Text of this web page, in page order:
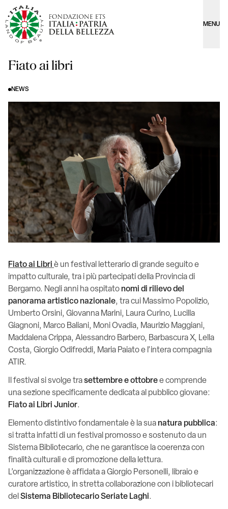
MENU
Fiato ai libri
NEWS
Fiato ai Libri è un festival letterario di grande seguito e
impatto culturale, tra i più partecipati della Provincia di
Bergamo. Negli anni ha ospitatonomi di rilievo del
panorama artistico nazionale, tra cui Massimo Popolizio,
Umberto Orsini, Giovanna Marini, Laura Curino, Lucilla
Giagnoni, Marco Baliani, Moni Ovadia, Maurizio Maggiani,
Maddalena Crippa, Alessandro Barbero, Barbascura X, Lella
Costa, Giorgio Odifreddi, Maria Paiato e l’intera compagnia
ATIR.
Il festival si svolge trasettembre e ottobree comprende
una sezione specificamente dedicata al pubblico giovane:
Fiato ai Libri Junior.
Elemento distintivo fondamentale è la suanatura pubblica:
si tratta infatti di un festival promosso e sostenuto da un
Sistema Bibliotecario, che ne garantisce la coerenza con
finalità culturali e di promozione della lettura.
L’organizzazione è affidata a Giorgio Personelli, libraio e
curatore artistico, in stretta collaborazione con i bibliotecari
delSistema Bibliotecario Seriate Laghi.